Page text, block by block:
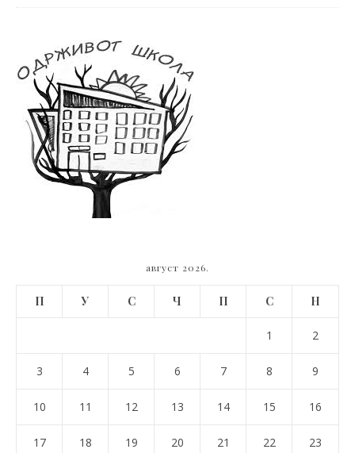
август 2026.
П У С Ч П С Н
1 2
3 4 5 6 7 8 9
10 11 12 13 14 15 16
17 18 19 20 21 22 23